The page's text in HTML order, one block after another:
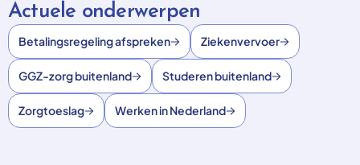
Actuele onderwerpen
Betalingsregeling afspreken Ziekenvervoer
GGZ-zorg buitenland Studeren buitenland
Zorgtoeslag Werken in Nederland